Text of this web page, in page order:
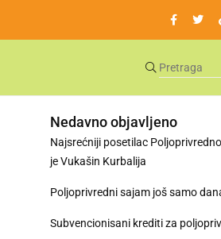
Nedavno objavljeno
Najsrećniji posetilac
je Vukašin Kurbalija
Poljoprivredni sajam još samo
Subvencionisani krediti za